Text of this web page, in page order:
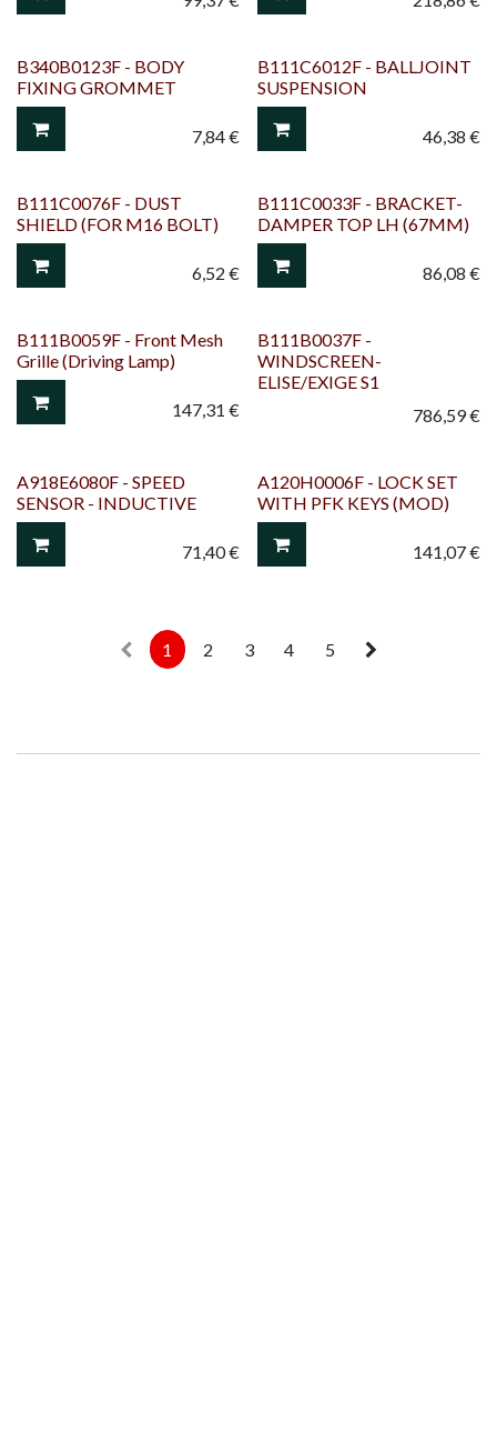
B340B0123F - BODY
FIXING GROMMET
7,84€
B111C6012F - BALLJOINT
SUSPENSION
46,38 €
B111C0076F - DUST
SHIELD (FOR M16 BOLT)
6,52 €
B111C0033F - BRACKET-
DAMPER TOP LH (67MM)
86,08 €
B111B0059F - Front Mesh
Grille (Driving Lamp)
147,31 €
B111B0037F -
WINDSCREEN-
ELISE/EXIGE S1
786,59€
A918E6080F - SPEED
SENSOR - INDUCTIVE
71,40€
A120H0006F - LOCK SET
WITH PFK KEYS (MOD)
141,07€
1 2 3 4 5